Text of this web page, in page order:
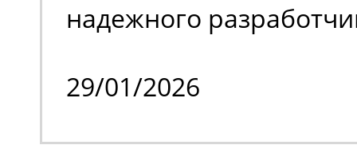
надежного
владельцем стало
производственное
29/01/2026